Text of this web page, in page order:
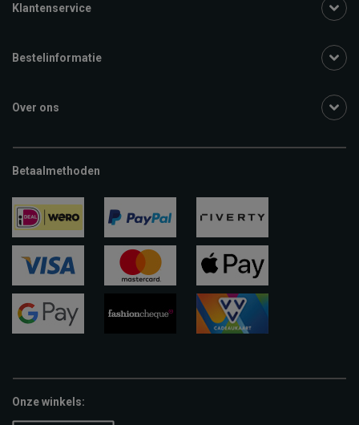
Klantenservice
Bestelinformatie
Over ons
Betaalmethoden
ideal paypal riverty
visa
apple-
pay
Onze winkels: